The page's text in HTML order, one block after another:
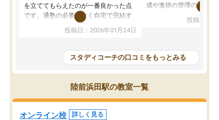
を立ててもらえたのが一番良かった点
です。通塾の必要がなく自宅で完結す
たです。コーチが現役大学生で相談し
安も気軽に話せました。勉強習慣が身
についたと感じています。また、チャ
ットで質問できるのも便利でした。一
人では迷いがちだった受験勉強を、最
だと思います。
投稿日：2026年01月24日
成や進捗の管理のみのコ
じ個別指導コースに変更
性が良くなかったです。
モチベーションが上がら
にやめてしまいました。
追加で料金を払うことで
の方の予定が空いていな
投稿日：
スタディコーチの口コミをもっとみる
陸前浜田駅の教室一覧
オンライン校 詳しく見る